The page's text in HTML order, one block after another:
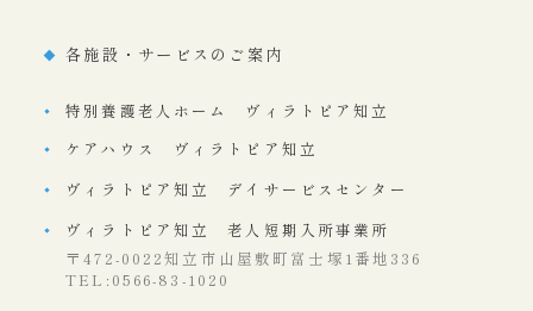
各施設・サービスのご案内
特別養護老人ホーム ヴィラトピア知立
ケアハウス ヴィラトピア知立
ヴィラトピア知立 デイサービスセンター
ヴィラトピア知立 老人短期入所事業所
〒472-0022知立市山屋敷町富士塚1番地336
TEL:0566-83-1020